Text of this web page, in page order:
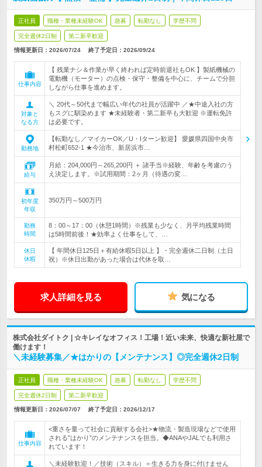
正社員 職種・業種未経験OK 急募 転勤なし 学歴不問
完全週休2日制 第二新卒歓迎
情報更新日：2026/07/24 終了予定日： 2026/09/24
仕事内容
【 残業ナシ＆作業が早く終われば定時前退社もOK 】製紙機械の
電動機（モーター）の点検・保守・整備を中心に、チームで分担
しながら仕事を進めます。
対象と
なる方
＼ 20代～50代まで幅広い年代の社員が活躍中 ／★中途入社の方
もスグに馴染めます ★未経験者・第二新卒も大歓迎 ※運転免許
は必要です。
勤務地
【転勤なし／マイカーOK／U・Iターン歓迎】 愛媛県四国中央市
村松町652-1 ★今治市、新居浜市…
給与
月給：204,000円～265,200円 ＋ 諸手当※経験、年齢を考慮のう
え決定します。※試用期間：2ヶ月（待遇の変…
初年度
年収
350万円～500万円
勤務
時間
8：00～17：00（休憩1時間）※残業も少なく、月平均残業時間
は5時間前後！★効率よく仕事をして、…
休日
休暇
【 年間休日125日＋有給休暇5日以上 】・完全週休二日制（土日
祝）※休日出勤があった場合は代休を取…
求人詳細を見る 気になる
株式会社ダイトク | ☆キレイなオフィス！工場！近い未来、快適な新社屋で
働けます！
＼未経験募集／★はかりの【メンテナンス】◎完全週休2日制
正社員 職種・業種未経験OK 急募 転勤なし 学歴不問
完全週休2日制 第二新卒歓迎
情報更新日：2026/07/07 終了予定日： 2026/12/17
仕事内容
<重さを量って社会に貢献する会社>★物流・製造現場などで使用
される”はかり”のメンテナンスを担当。◆ANAやJALでも利用さ
れています！
＼未経験歓迎！／技術（スキル）＝生きる力を身に付けません